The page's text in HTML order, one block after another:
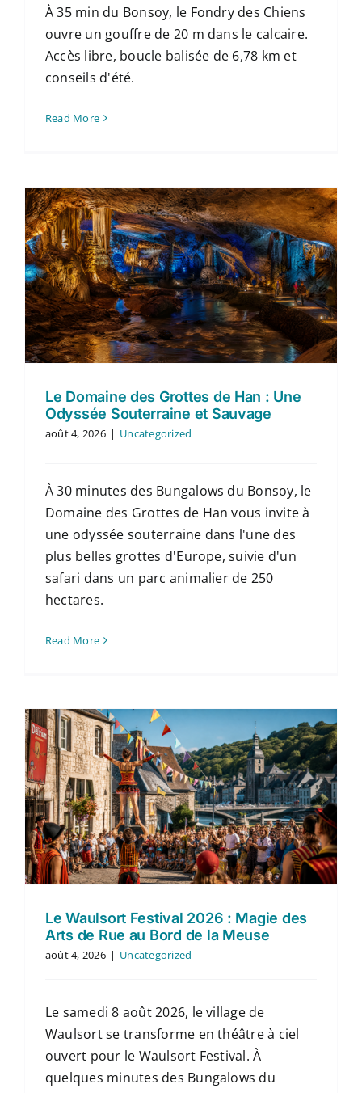
À 35 min du Bonsoy, le Fondry des Chiens
ouvre un gouffre de 20 m dans le calcaire.
Accès libre, boucle balisée de 6,78 km et
conseils d'été.
Read More
Le Domaine des Grottes de Han : Une
Odyssée Souterraine et Sauvage
août 4, 2026 | Uncategorized
À 30 minutes des Bungalows du Bonsoy, le
Domaine des Grottes de Han vous invite à
une odyssée souterraine dans l'une des
plus belles grottes d'Europe, suivie d'un
safari dans un parc animalier de 250
hectares.
Read More
Le Waulsort Festival 2026 : Magie des
Arts de Rue au Bord de la Meuse
août 4, 2026 | Uncategorized
Le samedi 8 août 2026, le village de
Waulsort se transforme en théâtre à ciel
ouvert pour le Waulsort Festival. À
quelques minutes des Bungalows du